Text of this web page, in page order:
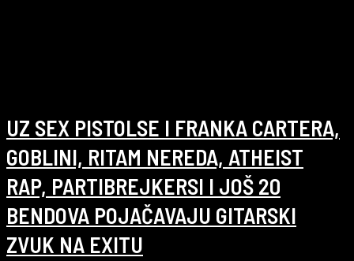
UZ SEX PISTOLSE I FRANKA CARTERA,
GOBLINI, RITAM NEREDA, ATHEIST
RAP, PARTIBREJKERSI I JOŠ 20
BENDOVA POJAČAVAJU GITARSKI
ZVUK NA EXITU